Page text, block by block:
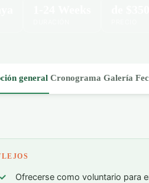
general Cronograma Galería
Ofrecerse como voluntario para